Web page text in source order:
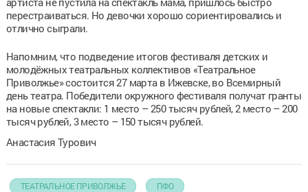
перестраиваться. Но девочки хорошо сориентировались и
отлично сыграли.
Напомним, что подведение итогов фестиваля детских и
молодёжных театральных коллективов «Театральное
Приволжье» состоится 27 марта в Ижевске, во Всемирный
день театра. Победители окружного фестиваля получат гранты
на новые спектакли: 1 место – 250 тысяч рублей, 2 место – 200
тысяч рублей, 3 место – 150 тысяч рублей.
Анастасия Турович
ТЕАТРАЛЬНОЕ ПРИВОЛЖЬЕ ПФО